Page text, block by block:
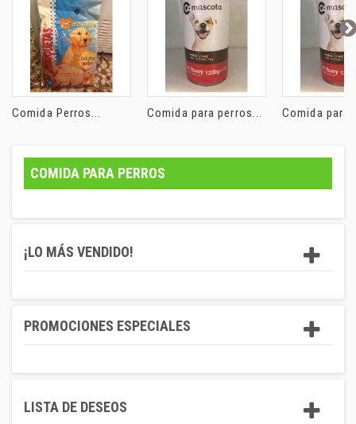
Comida Perros... Comida para perros... Comida para
COMIDA PARA PERROS
¡LO MÁS VENDIDO!
PROMOCIONES ESPECIALES
LISTA DE DESEOS